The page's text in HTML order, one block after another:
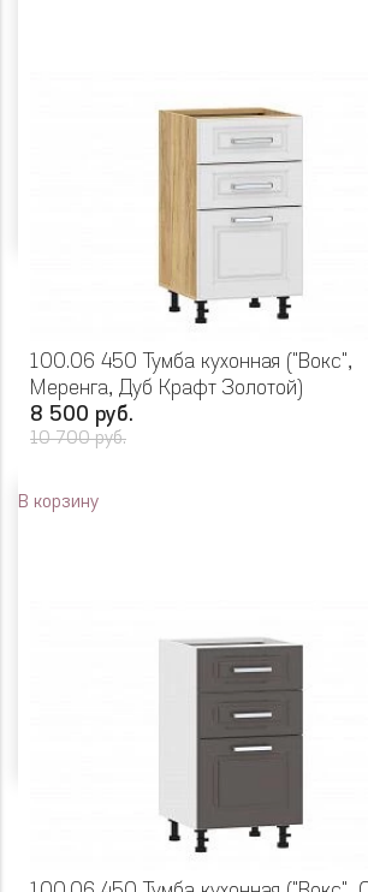
100.06 450 Тумба кухонная ("Вокс",
Меренга, Дуб Крафт Золотой)
8 500 руб.
10 700 руб.
В корзину